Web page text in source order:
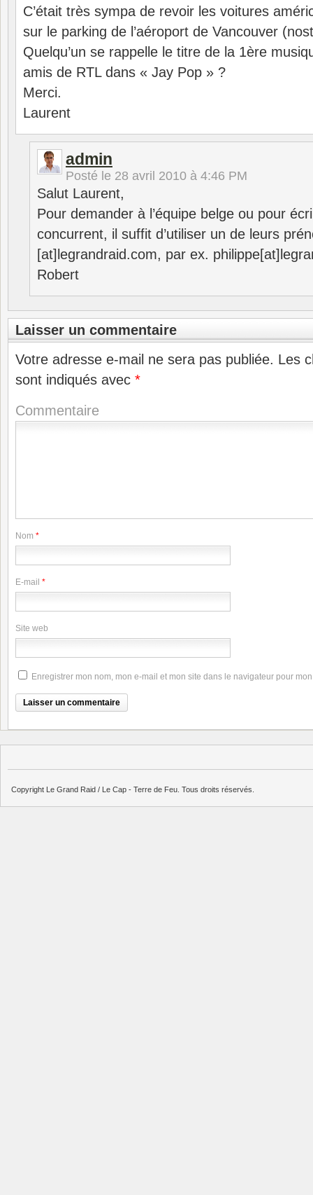
C’était très sympa de revoir les voitures
sur le parking de l’aéroport de Vancouver
Quelqu’un se rappelle le titre de la 1ère
amis de RTL dans « Jay Pop » ?
Merci.
Laurent
admin
Posté le 28 avril 2010 à 4:46 PM
Salut Laurent,
Pour demander à l’équipe belge ou pour
concurrent, il suffit d’utiliser un de leurs
[at]legrandraid.com, par ex.
Robert
Laisser un commentaire
Votre adresse e-mail ne sera pas publiée. Les
sont indiqués avec *
Commentaire
Nom *
E-mail *
Site web
Enregistrer mon nom, mon e-mail et mon site dans le navigateur pour
Copyright Le Grand Raid / Le Cap - Terre de Feu. Tous droits réservés.